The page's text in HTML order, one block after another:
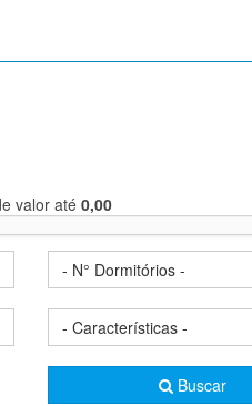
valor até0,00
- N° Dormitórios -
- Características -
Buscar